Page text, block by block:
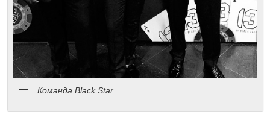
Команда Black Star